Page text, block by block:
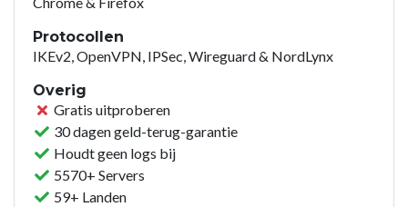
Protocollen
IKEv2, OpenVPN, IPSec, Wireguard & NordLynx
Overig
Gratis uitproberen
30 dagen geld-terug-garantie
Houdt geen logs bij
5570+ Servers
59+ Landen